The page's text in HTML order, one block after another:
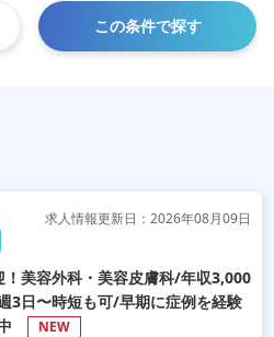
この条件で探す
求人情報更新日：2026年08月09日
！美容外科・美容皮膚科/年収3,000
3日〜時短も可/早期に症例を経験
NEW